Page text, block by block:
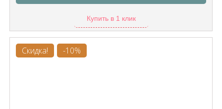
Купить в 1 клик
Скидка! -10%